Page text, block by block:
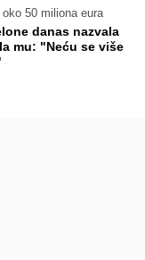
50 miliona eura
danas nazvala
mu: "Neću se više